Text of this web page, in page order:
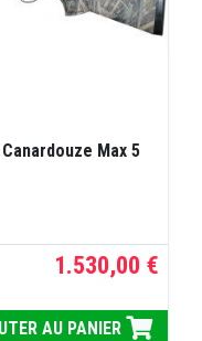
Max 5
1.530,00 €
AU PANIER